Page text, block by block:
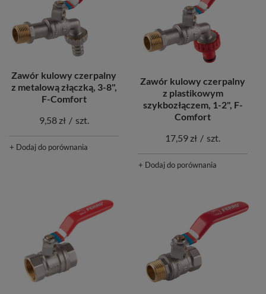
Zawór kulowy czerpalny
z metalową złączką, 3-8",
F-Comfort
9,58 zł / szt.
+ Dodaj do porównania
Zawór kulowy czerpalny
z plastikowym
szykbozłączem, 1-2", F-
Comfort
17,59 zł / szt.
+ Dodaj do porównania